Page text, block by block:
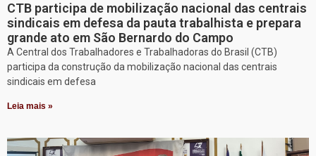
CTB participa de mobilização nacional das centrais
sindicais em defesa da pauta trabalhista e prepara
grande ato em São Bernardo do Campo
A Central dos Trabalhadores e Trabalhadoras do Brasil (CTB)
participa da construção da mobilização nacional das centrais
sindicais em defesa
Leia mais »